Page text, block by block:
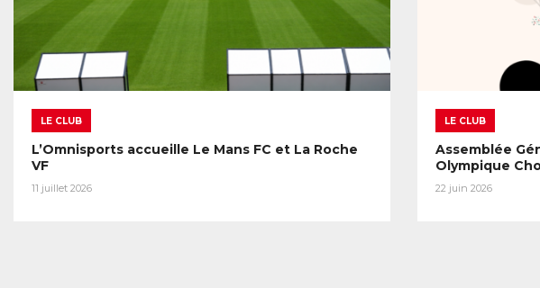
LE CLUB
L’Omnisports accueille Le Mans FC et La Roche
VF
11 juillet 2026
LE CLUB
Assemblée
Olympique
22 juin 2026